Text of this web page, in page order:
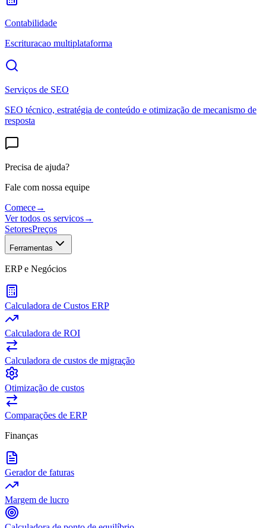
Contabilidade
Escrituracao multiplataforma
Serviços de SEO
SEO técnico, estratégia de conteúdo e otimização de mecanismo de
resposta
Precisa de ajuda?
Fale com nossa equipe
Comece→
Ver todos os servicos→
SetoresPreços
Ferramentas
ERP e Negócios
Calculadora de Custos ERP
Calculadora de ROI
Calculadora de custos de migração
Otimização de custos
Comparações de ERP
Finanças
Gerador de faturas
Margem de lucro